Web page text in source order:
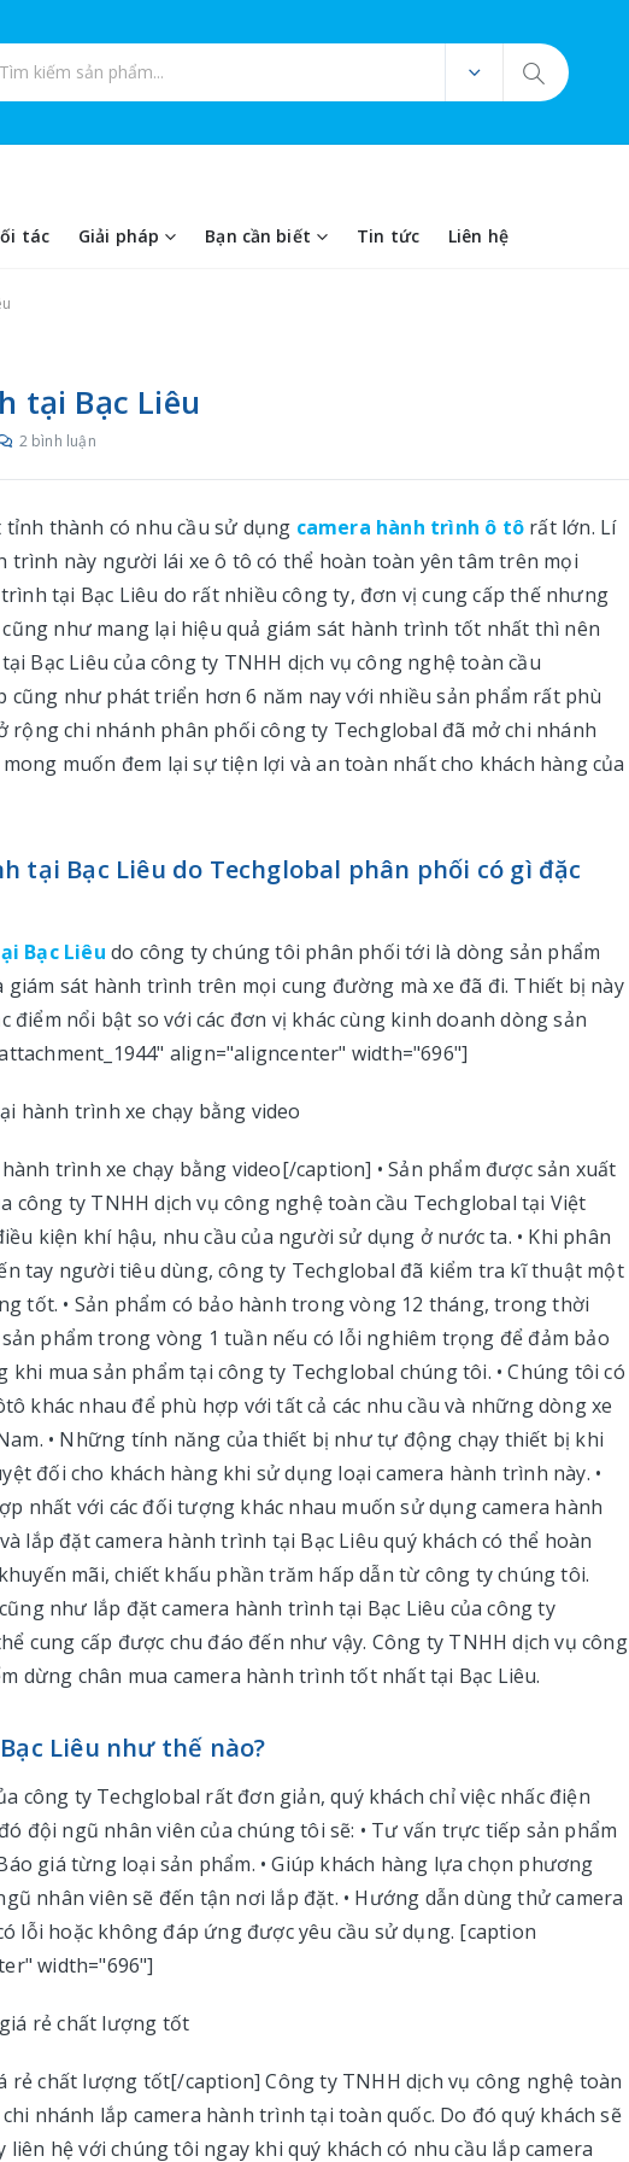
sản phẩm
tác Giải pháp Bạn cần biết Tin tức Liên hệ
tại Bạc Liêu
2 bình luận
thành có nhu cầu sử dụng camera hành trình ô tô rất lớn. Lí
trình này người lái xe ô tô có thể hoàn toàn yên tâm trên mọi
tại Bạc Liêu do rất nhiều công ty, đơn vị cung cấp thế nhưng
như mang lại hiệu quả giám sát hành trình tốt nhất thì nên
Bạc Liêu của công ty TNHH dịch vụ công nghệ toàn cầu
cũng như phát triển hơn 6 năm nay với nhiều sản phẩm rất phù
rộng chi nhánh phân phối công ty Techglobal đã mở chi nhánh
muốn đem lại sự tiện lợi và an toàn nhất cho khách hàng của
tại Bạc Liêu do Techglobal phân phối có gì đặc
Bạc Liêu do công ty chúng tôi phân phối tới là dòng sản phẩm
sát hành trình trên mọi cung đường mà xe đã đi. Thiết bị này
điểm nổi bật so với các đơn vị khác cùng kinh doanh dòng sản
align="aligncenter" width="696"]
trình xe chạy bằng video[/caption] • Sản phẩm được sản xuất
công ty TNHH dịch vụ công nghệ toàn cầu Techglobal tại Việt
kiện khí hậu, nhu cầu của người sử dụng ở nước ta. • Khi phân
tay người tiêu dùng, công ty Techglobal đã kiểm tra kĩ thuật một
tốt. • Sản phẩm có bảo hành trong vòng 12 tháng, trong thời
phẩm trong vòng 1 tuần nếu có lỗi nghiêm trọng để đảm bảo
mua sản phẩm tại công ty Techglobal chúng tôi. • Chúng tôi có
khác nhau để phù hợp với tất cả các nhu cầu và những dòng xe
• Những tính năng của thiết bị như tự động chạy thiết bị khi
đối cho khách hàng khi sử dụng loại camera hành trình này. •
nhất với các đối tượng khác nhau muốn sử dụng camera hành
lắp đặt camera hành trình tại Bạc Liêu quý khách có thể hoàn
mãi, chiết khấu phần trăm hấp dẫn từ công ty chúng tôi.
như lắp đặt camera hành trình tại Bạc Liêu của công ty
cung cấp được chu đáo đến như vậy. Công ty TNHH dịch vụ công
dừng chân mua camera hành trình tốt nhất tại Bạc Liêu.
Liêu như thế nào?
công ty Techglobal rất đơn giản, quý khách chỉ việc nhấc điện
đội ngũ nhân viên của chúng tôi sẽ: • Tư vấn trực tiếp sản phẩm
giá từng loại sản phẩm. • Giúp khách hàng lựa chọn phương
nhân viên sẽ đến tận nơi lắp đặt. • Hướng dẫn dùng thử camera
lỗi hoặc không đáp ứng được yêu cầu sử dụng. [caption
width="696"]
rẻ chất lượng tốt[/caption] Công ty TNHH dịch vụ công nghệ toàn
nhánh lắp camera hành trình tại toàn quốc. Do đó quý khách sẽ
liên hệ với chúng tôi ngay khi quý khách có nhu cầu lắp camera